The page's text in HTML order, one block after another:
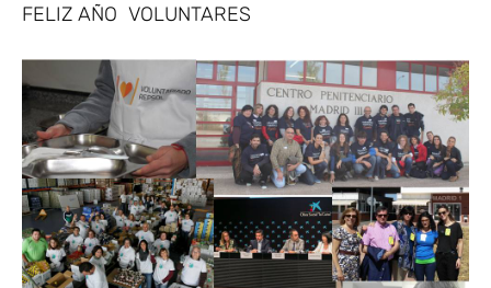
FELIZ AÑO VOLUNTARES